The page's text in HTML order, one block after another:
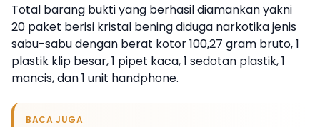
Total barang bukti yang berhasil diamankan yakni
20 paket berisi kristal bening diduga narkotika jenis
sabu-sabu dengan berat kotor 100,27 gram bruto, 1
plastik klip besar, 1 pipet kaca, 1 sedotan plastik, 1
mancis, dan 1 unit handphone.
BACA JUGA